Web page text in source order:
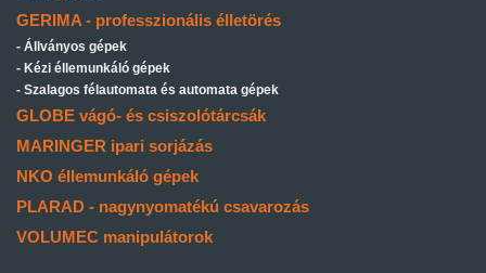
GERIMA - professzionális élletörés
Állványos gépek
Kézi éllemunkáló gépek
Szalagos félautomata és automata gépek
GLOBE vágó- és csiszolótárcsák
MARINGER ipari sorjázás
NKO éllemunkáló gépek
PLARAD - nagynyomatékú csavarozás
VOLUMEC manipulátorok